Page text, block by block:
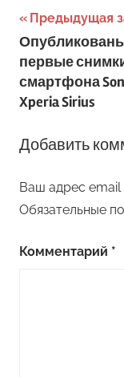
по
записям
Предыдущая
первые
смартфона
Xperia Sirius
Добавить
Ваш адрес email
Обязательные
Комментарий *